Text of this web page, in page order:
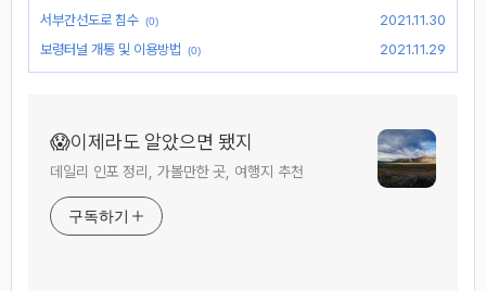
서부간선도로 침수 (0)
2021.11.30
보령터널 개통 및 이용방법
(0) 2021.11.29
😱이제라도 알았으면 됐지
데일리 인포 정리, 가볼만한 곳, 여행지 추천
구독하기